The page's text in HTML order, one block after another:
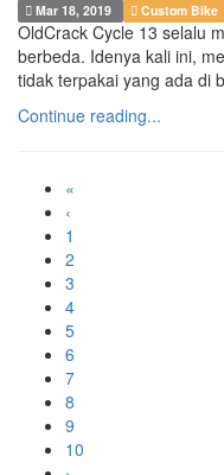
Mar 18, 2019 Custom Bike
OldCrack Cycle 13 selalu
berbeda. Idenya kali ini,
tidak terpakai yang ada di
Continue reading...
«
‹
1
2
3
4
5
6
7
8
9
10